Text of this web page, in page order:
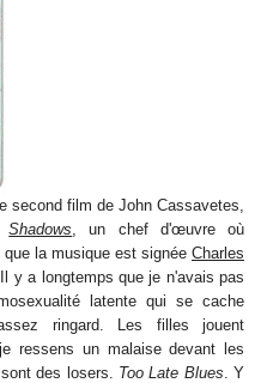
second film de John Cassavetes,
Shadows , un chef d'œuvre où
la musique est signée Charles
. Il y a longtemps que je n'avais pas
latente qui se cache
ringard. Les filles jouent
ressens un malaise devant les
des losers. Too Late Blues . Y